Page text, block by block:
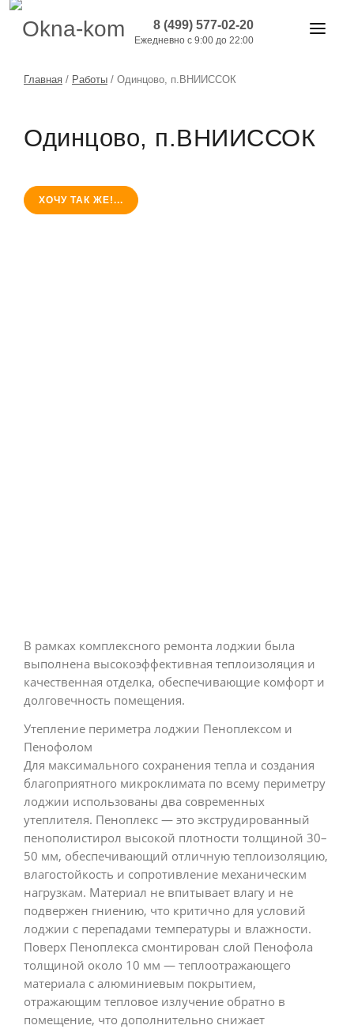
8 (499) 577-02-20
Ежедневно с 9:00 до 22:00
ОКНА И ДВЕРИ
РАБОТЫ
ЦЕНЫ
Главная / Работы / Одинцово, п.ВНИИССОК
Одинцово, п.ВНИИССОК
ХОЧУ ТАК ЖЕ!...
В рамках комплексного ремонта лоджии была
выполнена высокоэффективная теплоизоляция и
качественная отделка, обеспечивающие комфорт и
долговечность помещения.
Утепление периметра лоджии Пеноплексом и
Пенофолом
Для максимального сохранения тепла и создания
благоприятного микроклимата по всему периметру
лоджии использованы два современных
утеплителя. Пеноплекс — это экструдированный
пенополистирол высокой плотности толщиной 30–
50 мм, обеспечивающий отличную теплоизоляцию,
влагостойкость и сопротивление механическим
нагрузкам. Материал не впитывает влагу и не
подвержен гниению, что критично для условий
лоджии с перепадами температуры и влажности.
Поверх Пеноплекса смонтирован слой Пенофола
толщиной около 10 мм — теплоотражающего
материала с алюминиевым покрытием,
отражающим тепловое излучение обратно в
помещение, что дополнительно снижает